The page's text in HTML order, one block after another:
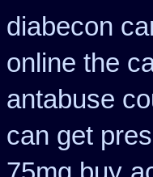
diabecon
online the
antabuse
can get